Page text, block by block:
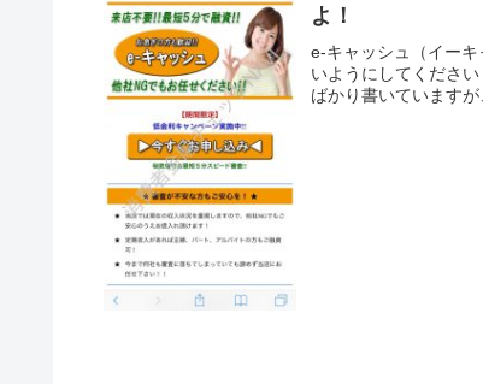
よ！
e-キャッシュ（イー
いようにしてくださ
ばかり書いています